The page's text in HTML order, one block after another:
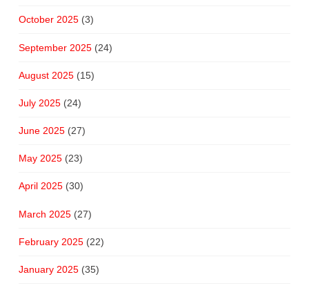
October 2025(3)
September 2025(24)
August 2025(15)
July 2025(24)
June 2025(27)
May 2025(23)
April 2025(30)
March 2025(27)
February 2025(22)
January 2025(35)